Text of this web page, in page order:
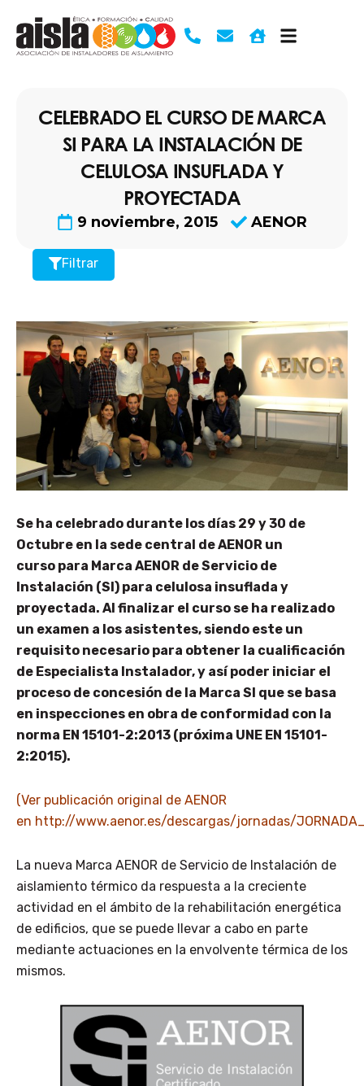
contenido
CELEBRADO EL CURSO DE MARCA
SI PARA LA INSTALACIÓN DE
CELULOSA INSUFLADA Y
PROYECTADA
9 noviembre, 2015 AENOR
Filtrar
Se ha celebrado durante los días 29 y 30 de
Octubre en la sede central de AENOR un
curso para Marca AENOR de Servicio de
Instalación (SI) para celulosa insuflada y
proyectada. Al finalizar el curso se ha realizado
un examen a los asistentes, siendo este un
requisito necesario para obtener la cualificación
de Especialista Instalador, y así poder iniciar el
proceso de concesión de la Marca SI que se basa
en inspecciones en obra de conformidad con la
norma EN 15101-2:2013 (próxima UNE EN 15101-
2:2015).
(Ver publicación original de AENOR
en http://www.aenor.es/descargas/jornadas/
La nueva Marca AENOR de Servicio de Instalación de
aislamiento térmico da respuesta a la creciente
actividad en el ámbito de la rehabilitación energética
de edificios, que se puede llevar a cabo en parte
mediante actuaciones en la envolvente térmica de los
mismos.